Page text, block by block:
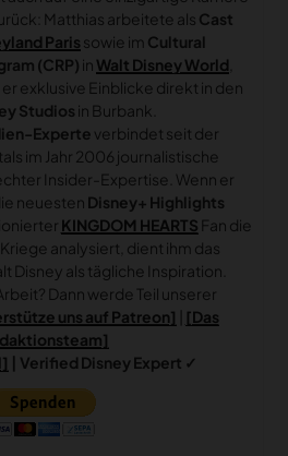
Matthias arbeitete als Cast
Paris sowie im Cultural
(CRP) in Walt Disney World
exklusive Einblicke direkt in den
Studios in Burbank.
Experte verbindet seit der
im Jahr 2006 journalistische
Insider-Expertise. Wenn er
neuesten Disney+ Highlights
KINGDOM HEARTS Fan die
analysiert, dient ihm das
Disney als tägliche Inspiration.
Dann werde Teil unserer
uns auf Patreon]
[Das
| Verified Disney Expert ✓